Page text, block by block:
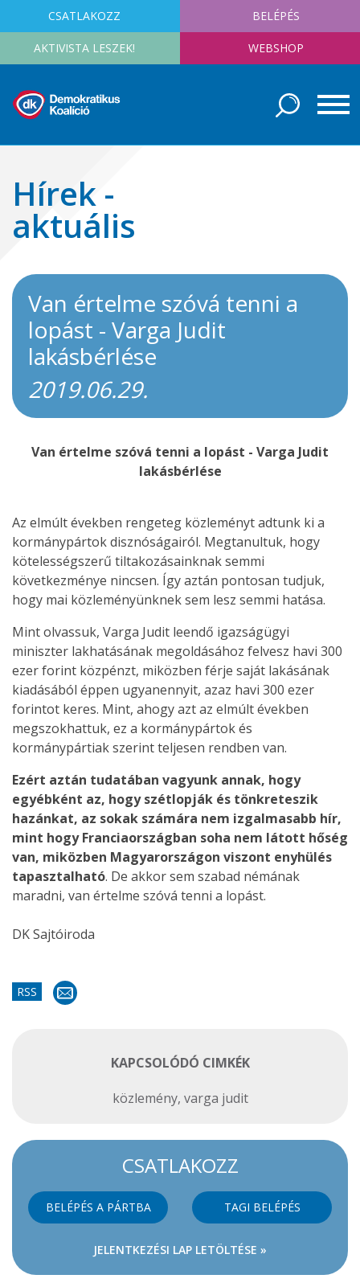
CSATLAKOZZ BELÉPÉS
AKTIVISTA LESZEK! WEBSHOP
Hírek -
aktuális
Van értelme szóvá tenni a
lopást - Varga Judit
lakásbérlése
2019.06.29.
Van értelme szóvá tenni a lopást - Varga Judit
lakásbérlése
Az elmúlt években rengeteg közleményt adtunk ki a
kormánypártok disznóságairól. Megtanultuk, hogy
kötelességszerű tiltakozásainknak semmi
következménye nincsen. Így aztán pontosan tudjuk,
hogy mai közleményünknek sem lesz semmi hatása.
Mint olvassuk, Varga Judit leendő igazságügyi
miniszter lakhatásának megoldásához felvesz havi 300
ezer forint közpénzt, miközben férje saját lakásának
kiadásából éppen ugyanennyit, azaz havi 300 ezer
forintot keres. Mint, ahogy azt az elmúlt években
megszokhattuk, ez a kormánypártok és
kormánypártiak szerint teljesen rendben van.
Ezért aztán tudatában vagyunk annak, hogy
egyébként az, hogy szétlopják és tönkreteszik
hazánkat, az sokak számára nem izgalmasabb hír,
mint hogy Franciaországban soha nem látott hőség
van, miközben Magyarországon viszont enyhülés
tapasztalható. De akkor sem szabad némának
maradni, van értelme szóvá tenni a lopást.
DK Sajtóiroda
RSS
KAPCSOLÓDÓ CIMKÉK
közlemény, varga judit
CSATLAKOZZ
BELÉPÉS A PÁRTBA TAGI BELÉPÉS
JELENTKEZÉSI LAP LETÖLTÉSE »